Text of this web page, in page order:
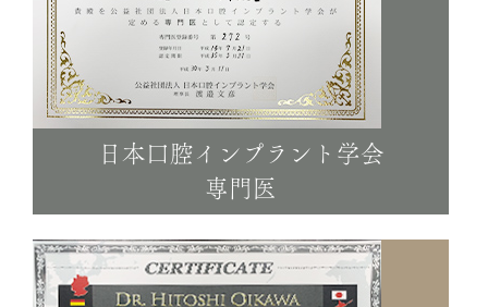
日本口腔インプラント学会
専門医